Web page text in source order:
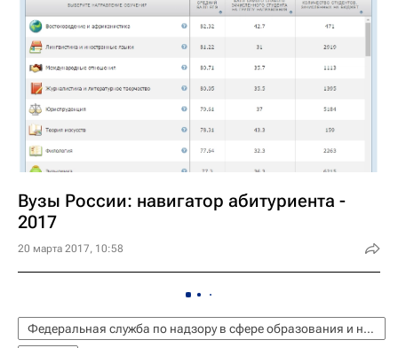
Вузы России: навигатор абитуриента -
2017
20 марта 2017, 10:58
Федеральная служба по надзору в сфере образования и науки (Рособрнадзор)